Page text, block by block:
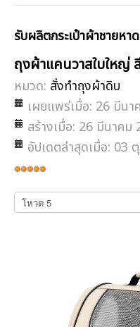
รับผลิตกระเป๋าผ้าชายห
ถุงผ้าแคนวาสใบใหญ่
หมวด: สั่งทำถุงผ้าดิบ
เผยแพร่เมื่อ: 26 มีน
สร้างเมื่อ: 26 มีนาคม
อัปเดตล่าสุดเมื่อ: 03
ให้
เรต
สมาชิก:5/5
กรุณา
ให้